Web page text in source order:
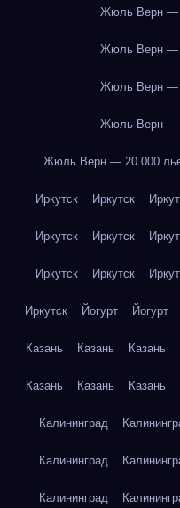
Жюль Верн —
Жюль Верн —
Жюль Верн —
Жюль Верн —
Жюль Верн — 20 000
Иркутск Иркутск
Иркутск Иркутск
Иркутск Иркутск
Иркутск Йогурт Йогурт
Казань Казань Казань
Казань Казань Казань
Калининград
Калининград
Калининград